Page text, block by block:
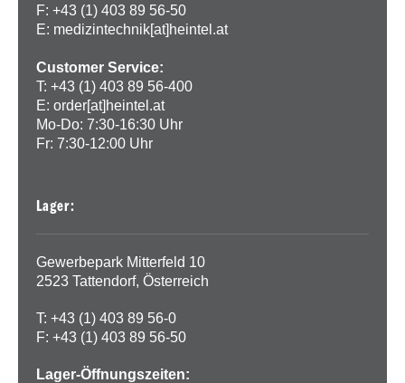
F: +43 (1) 403 89 56-50
E: medizintechnik[at]heintel.at
Customer Service:
T: +43 (1) 403 89 56-400
E: order[at]heintel.at
Mo-Do: 7:30-16:30 Uhr
Fr: 7:30-12:00 Uhr
Lager:
Gewerbepark Mitterfeld 10
2523 Tattendorf, Österreich
T: +43 (1) 403 89 56-0
F: +43 (1) 403 89 56-50
Lager-Öffnungszeiten: